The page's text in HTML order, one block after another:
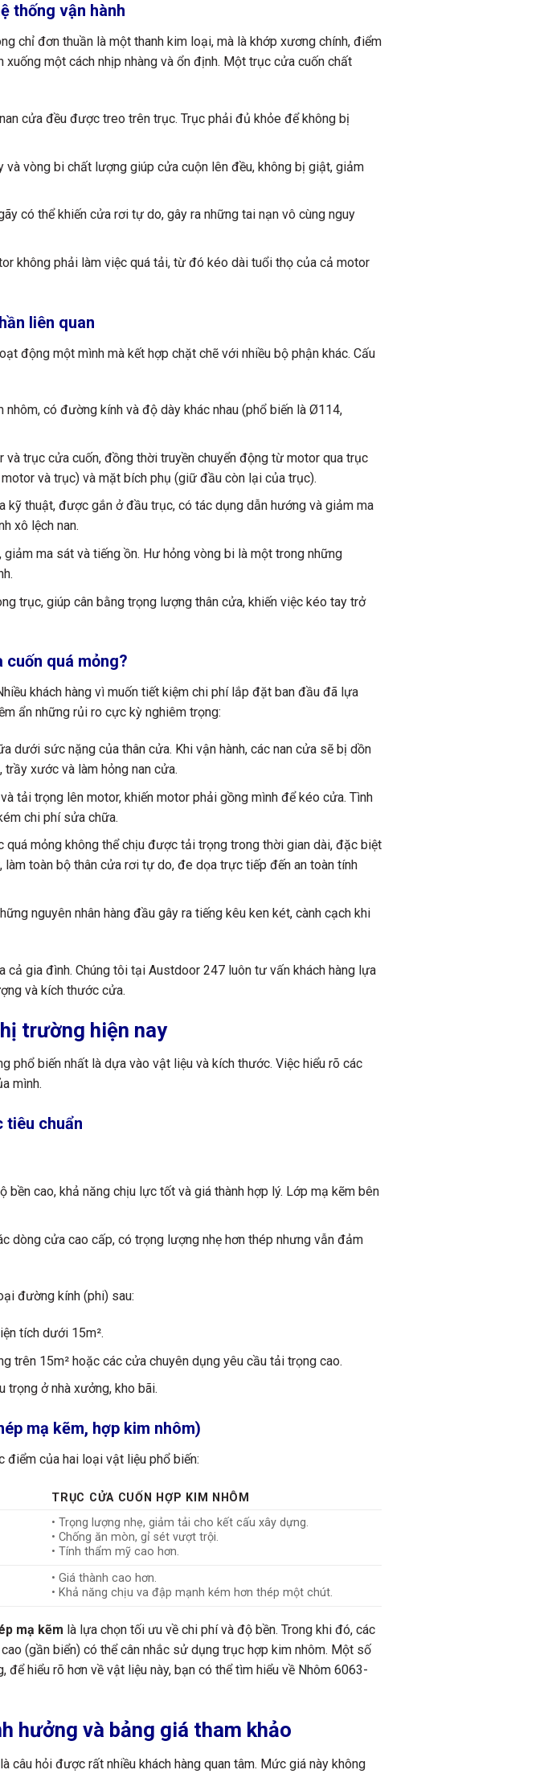
thống vận hành
chỉ đơn thuần là một thanh kim loại, mà là khớp xương chính, điểm
một cách nhịp nhàng và ổn định. Một trục cửa cuốn chất
cửa đều được treo trên trục. Trục phải đủ khỏe để không bị
và vòng bi chất lượng giúp cửa cuộn lên đều, không bị giật, giảm
có thể khiến cửa rơi tự do, gây ra những tai nạn vô cùng nguy
không phải làm việc quá tải, từ đó kéo dài tuổi thọ của cả motor
liên quan
động một mình mà kết hợp chặt chẽ với nhiều bộ phận khác. Cấu
có đường kính và độ dày khác nhau (phổ biến là Ø114,
trục cửa cuốn, đồng thời truyền chuyển động từ motor qua trục
và trục) và mặt bích phụ (giữ đầu còn lại của trục).
kỹ thuật, được gắn ở đầu trục, có tác dụng dẫn hướng và giảm ma
xô lệch nan.
ma sát và tiếng ồn. Hư hỏng vòng bi là một trong những
trục, giúp cân bằng trọng lượng thân cửa, khiến việc kéo tay trở
quá mỏng?
khách hàng vì muốn tiết kiệm chi phí lắp đặt ban đầu đã lựa
ẩn những rủi ro cực kỳ nghiêm trọng:
dưới sức nặng của thân cửa. Khi vận hành, các nan cửa sẽ bị dồn
trầy xước và làm hỏng nan cửa.
tải trọng lên motor, khiến motor phải gồng mình để kéo cửa. Tình
chi phí sửa chữa.
quá mỏng không thể chịu được tải trọng trong thời gian dài, đặc biệt
toàn bộ thân cửa rơi tự do, đe dọa trực tiếp đến an toàn tính
nguyên nhân hàng đầu gây ra tiếng kêu ken két, cành cạch khi
gia đình. Chúng tôi tại Austdoor 247 luôn tư vấn khách hàng lựa
và kích thước cửa.
trường hiện nay
phổ biến nhất là dựa vào vật liệu và kích thước. Việc hiểu rõ các
mình.
tiêu chuẩn
cao, khả năng chịu lực tốt và giá thành hợp lý. Lớp mạ kẽm bên
dòng cửa cao cấp, có trọng lượng nhẹ hơn thép nhưng vẫn đảm
đường kính (phi) sau:
tích dưới 15m².
trên 15m² hoặc các cửa chuyên dụng yêu cầu tải trọng cao.
ở nhà xưởng, kho bãi.
mạ kẽm, hợp kim nhôm)
điểm của hai loại vật liệu phổ biến:
TRỤC CỬA CUỐN HỢP KIM NHÔM
• Trọng lượng nhẹ, giảm tải cho kết cấu xây dựng.
• Chống ăn mòn, gỉ sét vượt trội.
• Tính thẩm mỹ cao hơn.
• Giá thành cao hơn.
• Khả năng chịu va đập mạnh kém hơn thép một chút.
mạ kẽm là lựa chọn tối ưu về chi phí và độ bền. Trong khi đó, các
(gần biển) có thể cân nhắc sử dụng trục hợp kim nhôm. Một số
hiểu rõ hơn về vật liệu này, bạn có thể tìm hiểu về Nhôm 6063-
hưởng và bảng giá tham khảo
là câu hỏi được rất nhiều khách hàng quan tâm. Mức giá này không